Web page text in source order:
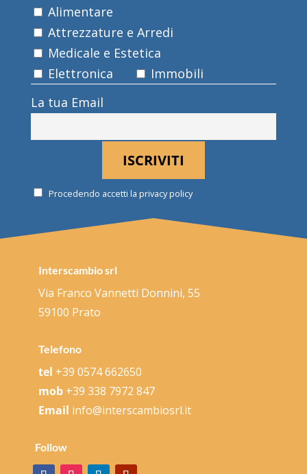
Alimentare
Attrezzature e Arredi
Medicale e Estetica
Elettronica
Immobili
La tua Email
Procedendo accetti la privacy policy
Interscambio srl
Via Franco Vannetti Donnini, 55
59100 Prato
Telefono
tel +39 0574 662650
mob +39 338 7972 847
Email info@interscambiosrl.it
Follow